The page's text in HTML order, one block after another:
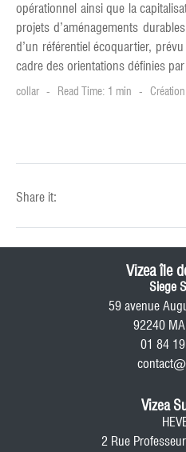
opérationnel ainsi que la
projets d’aménagements
d’un référentiel écoquartier,
cadre des orientations définies
collar Read Time: 1 min
Share it:
Vizea île
Siege
59 avenue
92240
01 84
Vizea
2 Rue